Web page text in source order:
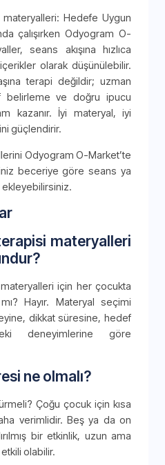
Hedefe Uygun
çalışırken Odyogram O-
seans akışına hızlıca
olarak düşünülebilir.
terapi değildir; uzman
belirleme ve doğru ipucu
kazanır. İyi materyal, iyi
güçlendirir.
Odyogram O-Market’te
beceriye göre seans ya
ekleyebilirsiniz.
materyalleri
için her çocukta
Hayır. Materyal seçimi
dikkat süresine, hedef
deneyimlerine göre
ne olmalı?
Çoğu çocuk için kısa
verimlidir. Beş ya da on
bir etkinlik, uzun ama
etkili olabilir.